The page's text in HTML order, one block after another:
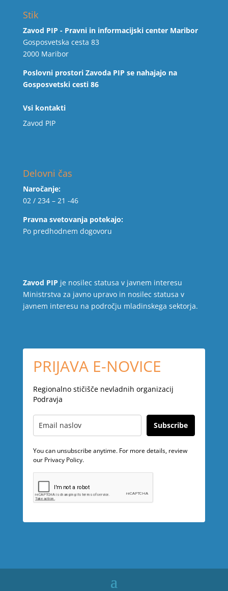
Stik
Zavod PIP - Pravni in informacijski center Maribor
Gosposvetska cesta 83
2000 Maribor
Poslovni prostori Zavoda PIP se nahajajo na
Gosposvetski cesti 86
Vsi kontakti
Zavod PIP
Delovni čas
Naročanje:
02 / 234 – 21 -46
Pravna svetovanja potekajo:
Po predhodnem dogovoru
Zavod PIP je nosilec statusa v javnem interesu
Ministrstva za javno upravo in nosilec statusa v
javnem interesu na področju mladinskega sektorja.
PRIJAVA E-NOVICE
Regionalno stičišče nevladnih organizacij
Podravja
Subscribe
You can unsubscribe anytime. For more details, review
our Privacy Policy.